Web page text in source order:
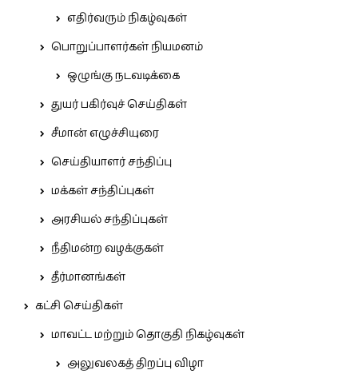
எதிர்வரும் நிகழ்வுகள்
பொறுப்பாளர்கள் நியமனம்
ஒழுங்கு நடவடிக்கை
துயர் பகிர்வுச் செய்திகள்
சீமான் எழுச்சியுரை
செய்தியாளர் சந்திப்பு
மக்கள் சந்திப்புகள்
அரசியல் சந்திப்புகள்
நீதிமன்ற வழக்குகள்
தீர்மானங்கள்
கட்சி செய்திகள்
மாவட்ட மற்றும் தொகுதி நிகழ்வுகள்
அலுவலகத் திறப்பு விழா